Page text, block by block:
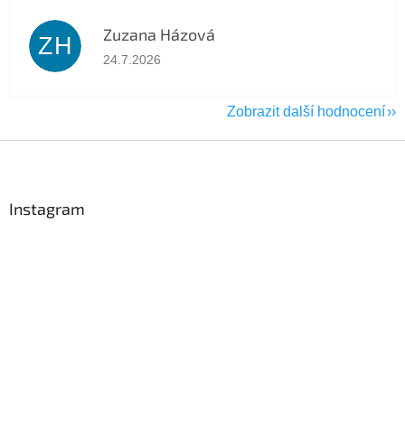
ZH Zuzana Házová
Hodnocení obchodu je 5 z 5 hvězdiček.
24.7.2026
Zobrazit další hodnocení
Instagram